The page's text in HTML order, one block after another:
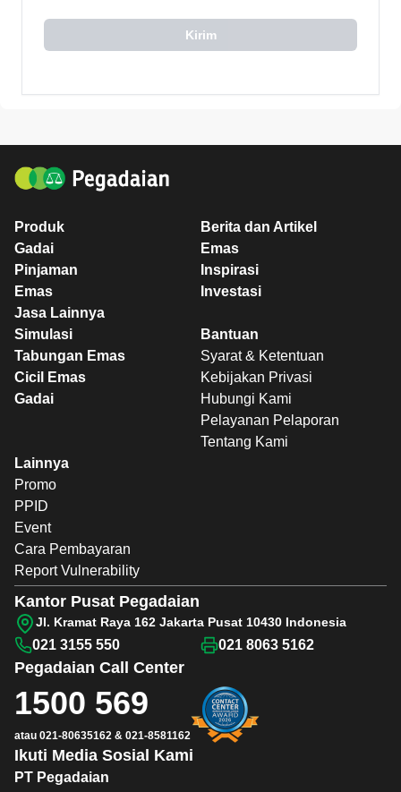
Kirim
Produk
Gadai
Pinjaman
Emas
Jasa Lainnya
Berita dan Artikel
Emas
Inspirasi
Investasi
Simulasi
Tabungan Emas
Cicil Emas
Gadai
Bantuan
Syarat & Ketentuan
Kebijakan Privasi
Hubungi Kami
Pelayanan Pelaporan
Tentang Kami
Lainnya
Promo
PPID
Event
Cara Pembayaran
Report Vulnerability
PT Pegadaian
Ikuti Media Sosial Kami
Pegadaian Call Center
1500 569
atau 021-80635162 & 021-8581162
Kantor Pusat Pegadaian
Jl. Kramat Raya 162 Jakarta Pusat 10430 Indonesia
021 3155 550 021 8063 5162